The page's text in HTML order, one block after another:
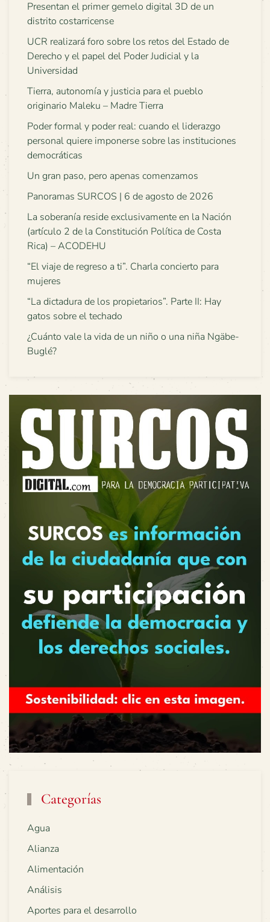
Presentan el primer gemelo digital 3D de un
distrito costarricense
UCR realizará foro sobre los retos del Estado de
Derecho y el papel del Poder Judicial y la
Universidad
Tierra, autonomía y justicia para el pueblo
originario Maleku – Madre Tierra
Poder formal y poder real: cuando el liderazgo
personal quiere imponerse sobre las instituciones
democráticas
Un gran paso, pero apenas comenzamos
Panoramas SURCOS | 6 de agosto de 2026
La soberanía reside exclusivamente en la Nación
(artículo 2 de la Constitución Política de Costa
Rica) – ACODEHU
“El viaje de regreso a ti”. Charla concierto para
mujeres
“La dictadura de los propietarios”. Parte II: Hay
gatos sobre el techado
¿Cuánto vale la vida de un niño o una niña Ngäbe-
Buglé?
Categorías
Agua
Alianza
Alimentación
Análisis
Aportes para el desarrollo